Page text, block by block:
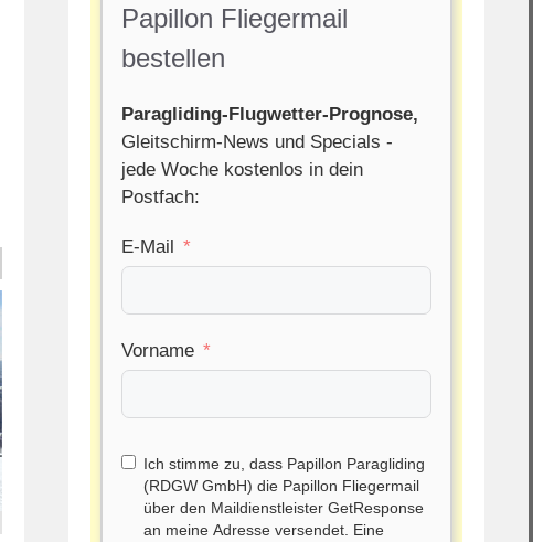
Papillon Fliegermail
bestellen
Paragliding-Flugwetter-Prognose,
Gleitschirm-News und Specials -
jede Woche kostenlos in dein
Postfach:
E-Mail
Vorname
Ich stimme zu, dass Papillon Paragliding
(RDGW GmbH) die Papillon Fliegermail
über den Maildienstleister GetResponse
an meine Adresse versendet. Eine